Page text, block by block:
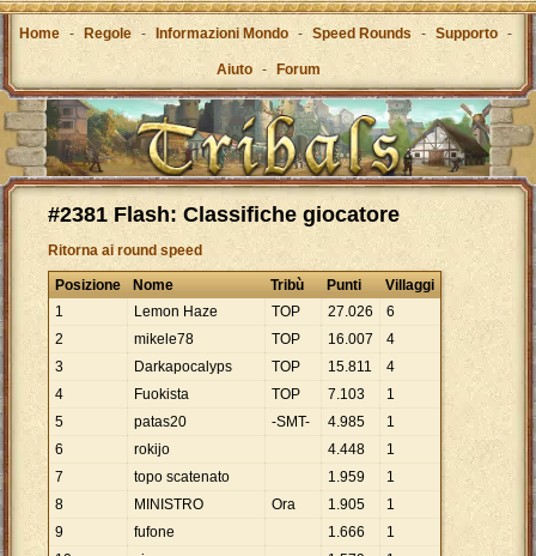
Home - Regole - Informazioni Mondo - Speed Rounds - Supporto -
Aiuto - Forum
#2381 Flash: Classifiche giocatore
Ritorna ai round speed
Posizione Nome Tribù Punti
Villaggi
1
Lemon Haze TOP 27.026
6
2
mikele78 TOP 16.007
4
3
Darkapocalyps TOP 15.811
4
4
Fuokista TOP 7.103
1
5
patas20 -SMT- 4.985
1
6
rokijo 4.448
1
7
topo scatenato 1.959
1
8
MINISTRO Ora 1.905
1
9
fufone 1.666
1